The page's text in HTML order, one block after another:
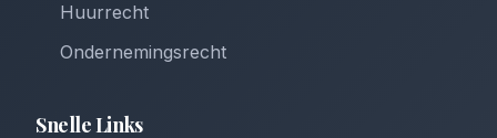
Huurrecht
Ondernemingsrecht
Snelle Links